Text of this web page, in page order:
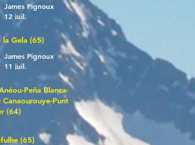
James Pignoux
12 juil.
la Gela (65)
James Pignoux
11 juil.
Peña Blanca-
Canaourouye-Punta
(64)
5 juil.(65)